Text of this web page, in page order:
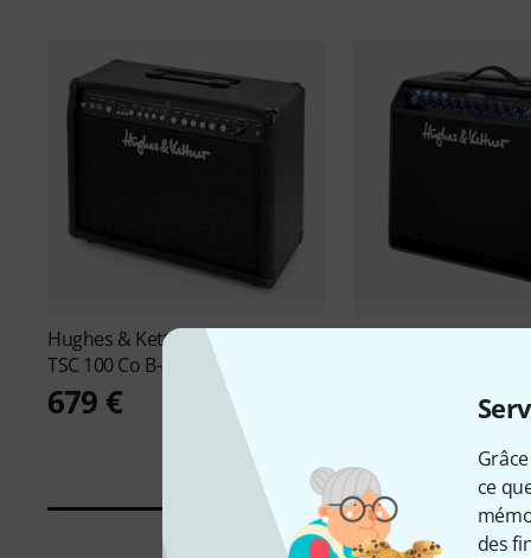
ce
des
Hughes & Kettner
Switchblade
TSC 100 Co B-Stock
679 €